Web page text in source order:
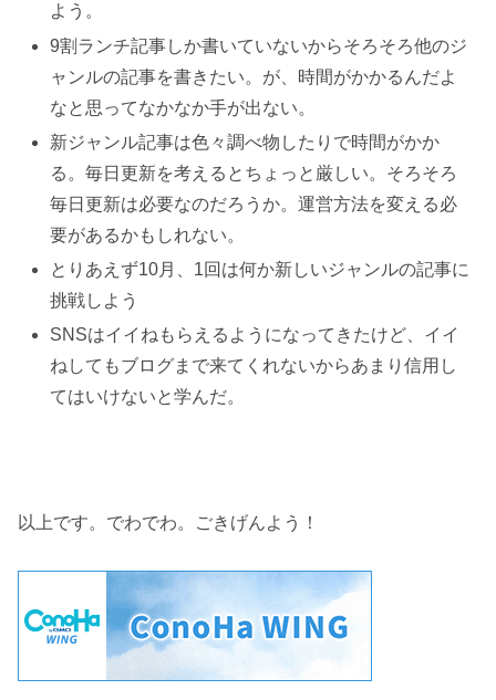
よう。
9割ランチ記事しか書いていないからそろそろ他のジ
ャンルの記事を書きたい。が、時間がかかるんだよ
なと思ってなかなか手が出ない。
新ジャンル記事は色々調べ物したりで時間がかか
る。毎日更新を考えるとちょっと厳しい。そろそろ
毎日更新は必要なのだろうか。運営方法を変える必
要があるかもしれない。
とりあえず10月、1回は何か新しいジャンルの記事に
挑戦しよう
SNSはイイねもらえるようになってきたけど、イイ
ねしてもブログまで来てくれないからあまり信用し
てはいけないと学んだ。
以上です。でわでわ。ごきげんよう！